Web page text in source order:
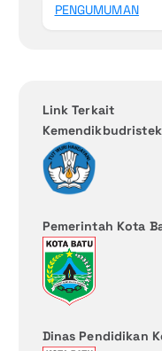
PENGUMUMAN
Link Terkait
Kemendikbudristek
Pemerintah Kota
Dinas Pendidikan